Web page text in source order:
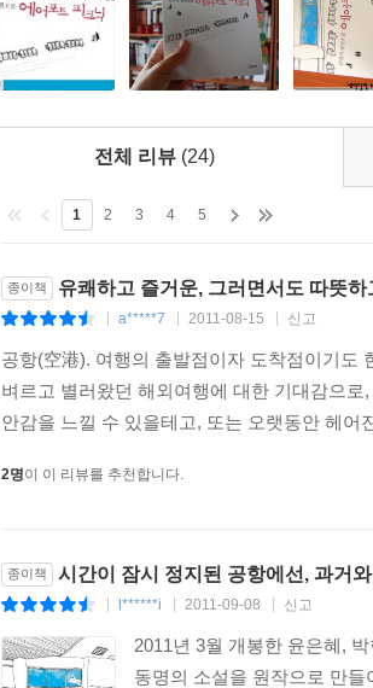
전체 리뷰 (24)
1 2 3 4 5
종이책 유쾌하고 즐거운, 그러면서도 따뜻
a*****7 2011-08-15 신고
공항(空港). 여행의 출발점이자 도착점이기도
벼르고 별러왔던 해외여행에 대한 기대감으
안감을 느낄 수 있을테고, 또는 오랫동안 헤
2명이 이 리뷰를 추천합니다.
종이책 시간이 잠시 정지된 공항에선, 과거
l******i 2011-09-08 신고
2011년 3월 개봉한 윤은혜,
동명의 소설을 원작으로 만